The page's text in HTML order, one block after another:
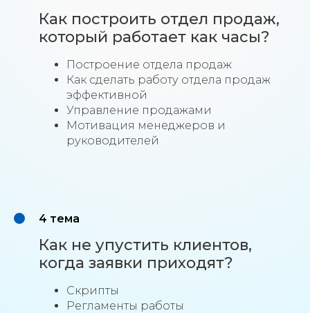
Как построить отдел продаж,
который работает как часы?
⁠Построение отдела продаж
Как сделать работу отдела продаж
эффективной
Управление продажами
Мотивация менеджеров и
руководителей
4 тема
Как не упустить клиентов,
когда заявки приходят?
⁠Скрипты
Регламенты работы